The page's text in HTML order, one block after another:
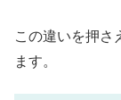
この違いを押さ
ます。